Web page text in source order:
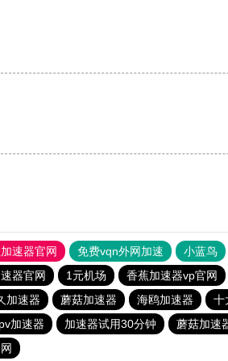
速器官网 免费vqn外网加速 小蓝鸟
器官网 1元机场 香蕉加速器vp官网
加速器 蘑菇加速器 海鸥加速器 十
加速器 加速器试用30分钟 蘑菇加速